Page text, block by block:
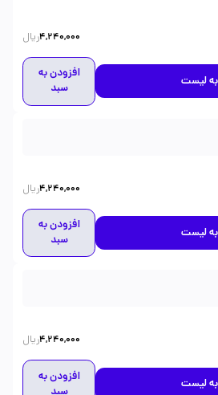
4,240,000ریال
افزودن به
سبد
4,240,000ریال
افزودن به
سبد
4,240,000ریال
افزودن به